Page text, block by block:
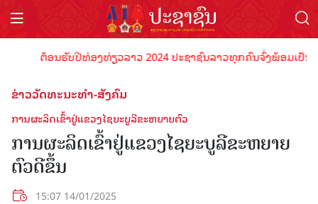
ຕ້ອນຮັບປີທ່ອງທ່ຽວລາວ 2024 ປະຊາຊົນລາວທຸກຄົນຈົ່ງພ້ອມເປັນເ
ຂ່າວວັດທະນະທຳ-ສັງຄົມ
ການຜະລິດເຂົ້າຢູ່ແຂວງໄຊຍະບູລີຂະຫຍາຍຕົວ
ການຜະລິດເຂົ້າຢູ່ແຂວງໄຊຍະບູລີຂະຫຍາຍ
ຕົວດີຂຶ້ນ
15:07 14/01/2025